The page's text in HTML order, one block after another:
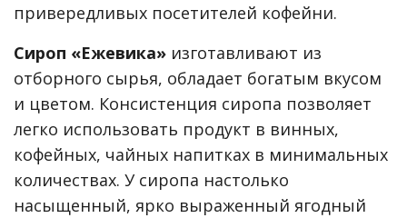
привередливых посетителей кофейни.
Сироп «Ежевика» изготавливают из
отборного сырья, обладает богатым вкусом
и цветом. Консистенция сиропа позволяет
легко использовать продукт в винных,
кофейных, чайных напитках в минимальных
количествах. У сиропа настолько
насыщенный, ярко выраженный ягодный